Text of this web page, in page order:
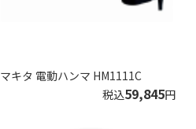
マキタ 電動ハンマ HM1111C
税込59,845円